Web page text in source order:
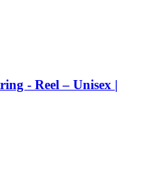
- Reel – Unisex |